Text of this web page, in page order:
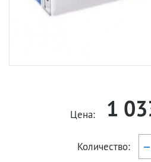
Цена: 1
Количество: